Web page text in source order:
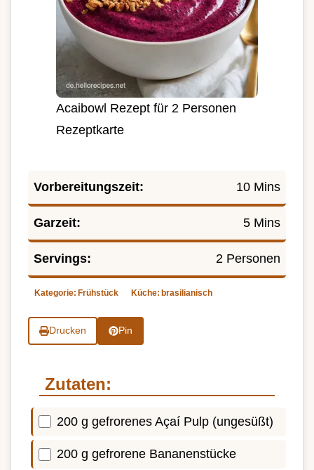
Acaibowl Rezept für 2 Personen
Rezeptkarte
Vorbereitungszeit: 10 Mins
Garzeit: 5 Mins
Servings: 2 Personen
Kategorie: Frühstück Küche: brasilianisch
Drucken Pin
Zutaten:
200 g gefrorenes Açaí Pulp (ungesüßt)
200 g gefrorene Bananenstücke